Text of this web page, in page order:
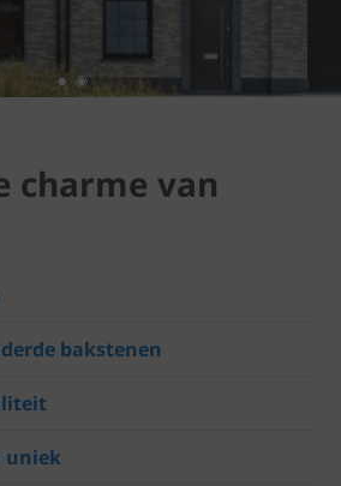
charme van
bakstenen
uniek